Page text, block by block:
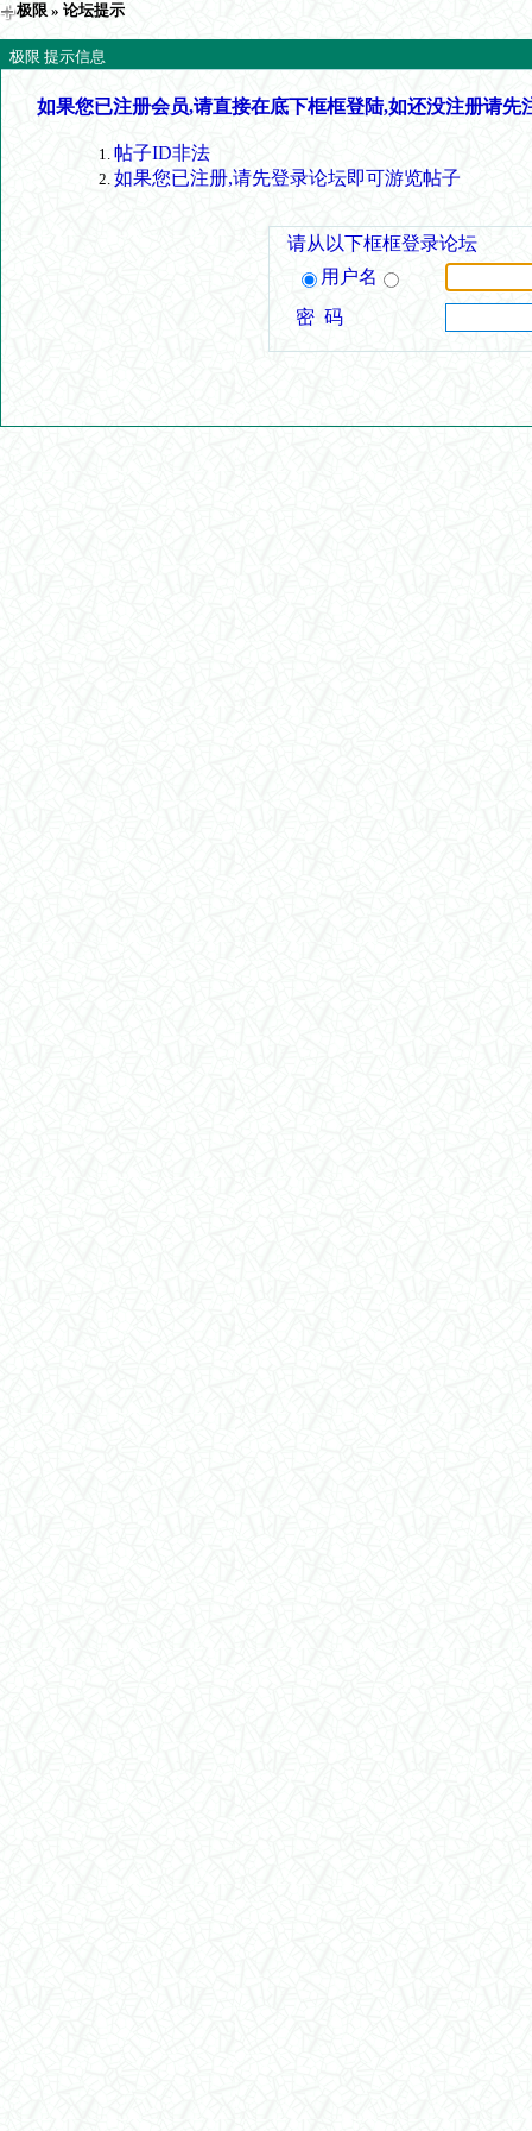
极限 » 论坛提示
极限 提示信息
如果您已注册会员,请直接在底下框框登陆,如还没注册请先
帖子ID非法
如果您已注册,请先登录论坛即可游览帖子
请从以下框框登录论坛
用户名
密 码